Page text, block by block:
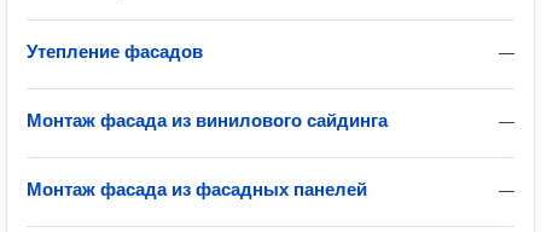
—
Утепление фасадов
—
Монтаж фасада из винилового сайдинга
—
Монтаж фасада из фасадных панелей